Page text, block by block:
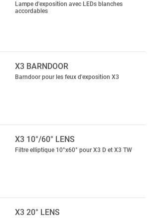
Lampe d'exposition avec LEDs blanches
accordables
X3 BARNDOOR
Barndoor pour les feux d'exposition X3
X3 10°/60° LENS
Filtre elliptique 10°x60° pour X3 D et X3 TW
X3 20° LENS